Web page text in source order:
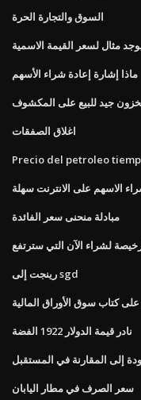
السوق والتجارة الحرة
مثال لسعر القيمة الاسمية
ماذا إشارة إعادة شراء الأسهم
جيد للبيع على المكشوف
اغلاق الصفقات
Precio del petroleo
الاسهم على الانترنت سهلة
مبادلة منحنى سعر الفائدة
لشراء الآن التي سترتفع
رينجت إلى sgd
كتاب سوق الأوراق المالية
نادر قيمة الدولار 1922 الفضة
إلى المقارنة في المستقبل
سعر الصرف في مطار اليابان